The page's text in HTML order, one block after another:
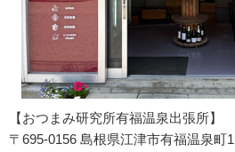
【おつまみ研究所有福温泉出張所】
〒695-0156 島根県江津市有福温泉町